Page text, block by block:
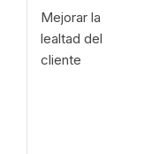
Mejorar la
lealtad del
cliente